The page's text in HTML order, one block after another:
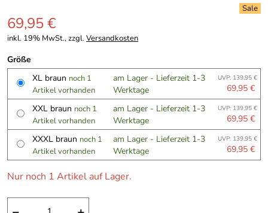
69,95 €
inkl. 19% MwSt., zzgl.Versandkosten
Größe
XL braun noch 1
Artikel vorhanden
am Lager - Lieferzeit 1-3
Werktage
UVP: 139,95 €
69,95 €
XXL braun noch 1
Artikel vorhanden
am Lager - Lieferzeit 1-3
Werktage
UVP: 139,95 €
69,95 €
XXXL braun noch 1
Artikel vorhanden
am Lager - Lieferzeit 1-3
Werktage
UVP: 139,95 €
69,95 €
Nur noch 1 Artikel auf Lager.